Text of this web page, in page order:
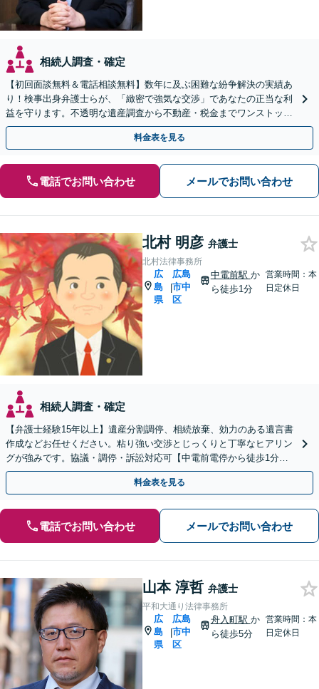
相続人調査・確定
【初回面談無料＆電話相談無料】数年に及ぶ困難な紛争解決の実績あ
り！検事出身弁護士らが、「緻密で強気な交渉」であなたの正当な利
益を守ります。不透明な遺産調査から不動産・税金までワンストップ
解決【休日・夜間相談可】【完全個室でプライバシー配慮】
料金表を見る
電話でお問い合わせ メールでお問い合わせ
北村 明彦 弁護士
北村法律事務所
広
島
県
|
広島
市中
区
中電前駅 か
ら徒歩1分
営業時間：本
日定休日
相続人調査・確定
【弁護士経験15年以上】遺産分割調停、相続放棄、効力のある遺言書
作成などお任せください。粘り強い交渉とじっくりと丁寧なヒアリン
グが強みです。協議・調停・訴訟対応可【中電前電停から徒歩1分】
【法テラス利用可】【弁護士直通電話】
料金表を見る
電話でお問い合わせ メールでお問い合わせ
山本 淳哲 弁護士
平和大通り法律事務所
広
島
県
|
広島
市中
区
舟入町駅 か
ら徒歩5分
営業時間：本
日定休日